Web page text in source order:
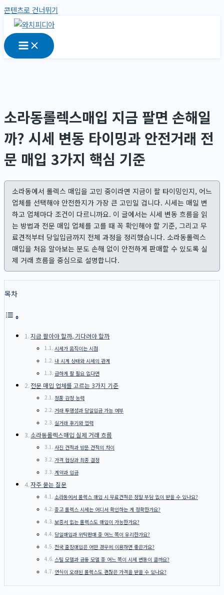
콘텐츠로 건너뛰기
소라동롤렉스매입 지금 팔면 손해일
까? 시세 변동 타이밍과 안전거래 전
문 매입 3가지 핵심 기준
소라동에서 롤렉스 매입을 고민 중이라면 지금이 팔 타이밍인지, 어느
업체를 선택해야 안전한지가 가장 큰 고민일 겁니다. 시세는 매일 변
하고 업체마다 조건이 다르니까요. 이 글에서는 시세 변동 흐름을 읽
는 방법과 전문 매입 업체를 고를 때 꼭 확인해야 할 기준, 그리고 무
료견적부터 당일입금까지 전체 과정을 정리했습니다. 소라동롤렉스
매입을 처음 알아보는 분도 손해 없이 안전하게 판매할 수 있도록 실
제 거래 흐름을 중심으로 설명합니다.
목차
지금 팔아야 할까, 기다려야 할까
시세가 움직이는 시점
내 시계 상태와 시세의 관계
급하게 팔 필요 없다면
전문 매입 업체를 고르는 3가지 기준
정품 감정 능력
거래 투명성과 당일입금 가능 여부
실거래 후기와 업력
소라동롤렉스매입 실제 거래 흐름
사진 견적과 방문 견적의 차이
가격 협상과 최종 결정
계약과 입금
자주 묻는 질문
소라동에서 롤렉스 매입 시 무료견적은 정말 부담 없이 받을 수 있나요?
중고 롤렉스 시세는 어디서 확인하는 게 정확한가요?
보증서 없는 롤렉스도 매입이 가능한가요?
당일매입과 위탁판매 중 어느 쪽이 유리한가요?
전국 출장매입은 어떤 경우에 이용하면 좋은가요?
스틸 모델과 금통 모델 중 어느 쪽이 시세 변동이 클까요?
연식이 오래된 롤렉스도 괜찮은 가격을 받을 수 있나요?